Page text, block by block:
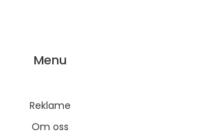
Menu
Reklame
Om oss